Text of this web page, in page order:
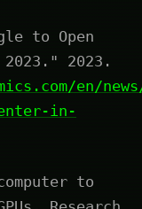
to Open
2023.
en/
in-
to